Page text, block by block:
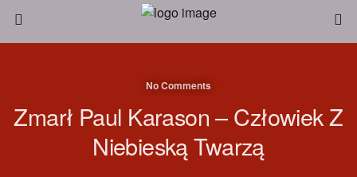
No Comments
Zmarł Paul Karason – Człowiek Z
Niebieską Twarzą